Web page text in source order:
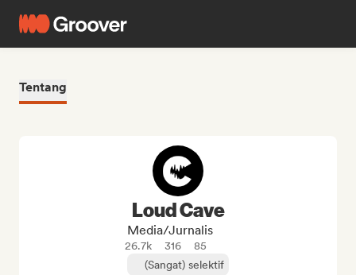
Tentang
Loud Cave
Media/Jurnalis
26.7k 316
85
(Sangat) selektif